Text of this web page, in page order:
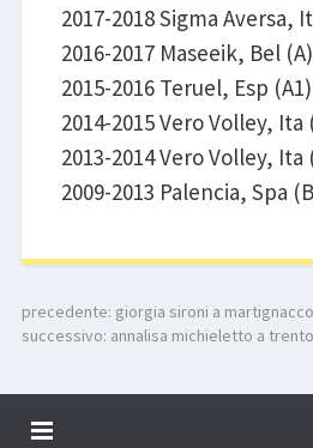
2017-2018 Sigma Aversa,
2016-2017 Maseeik, Bel (A)
2015-2016 Teruel, Esp (A1)
2014-2015 Vero Volley, Ita
2013-2014 Vero Volley, Ita
2009-2013 Palencia, Spa
precedente: giorgia sironi a martignacco
successivo: annalisa michieletto a trento